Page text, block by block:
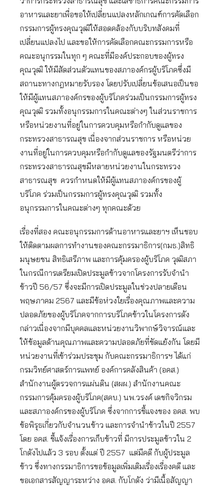
อาหารและยาเพื่อขอให้เปลี่ยนแปลงหลักเกณฑ์การคัดเลือก
กรรมการผู้ทรงคุณวุฒิให้สอดคล้องกับบริบทสังคมที่
เปลี่ยนแปลงไป และขอให้การคัดเลือกคณะกรรมการหรือ
คณะอนุกรรมในทุก ๆ คณะที่มีองค์ประกอบของผู้ทรง
คุณวุฒิ ให้มีสัดส่วนตัวแทนของสภาองค์กรผู้บริโภคซึ่งมี
สถานะทางกฎหมายรับรอง โดยปรับเปลี่ยนข้อเสนอเป็นขอ
ให้มีผู้แทนสภาองค์กรของผู้บริโภคร่วมเป็นกรรมการผู้ทรง
คุณวุฒิ รวมทั้งอนุกรรมการในคณะต่างๆ ในส่วนราชการ
หรือหน่วยงานที่อยู่ในการควบคุมหรือกำกับดูแลของ
กระทรวงสาธารณสุข เนื่องจากส่วนราชการ หรือหน่วย
งานที่อยู่ในการควบคุมหรือกำกับดูแลของรัฐมนตรีว่าการ
กระทรวงสาธารณสุขมีหลายหน่วยงานในกระทรวง
สาธารณสุข ควรกำหนดให้มีผู้แทนสภาองค์กรของผู้
บริโภค ร่วมเป็นกรรมการผู้ทรงคุณวุฒิ รวมทั้ง
อนุกรรมการในคณะต่างๆ ทุกคณะด้วย
เรื่องที่สอง คณะอนุกรรมการด้านอาหารและยาฯ เห็นชอบ
ให้ติดตามผลการทำงานของคณะกรรมาธิการ(กมธ.)สิทธิ
มนุษยชน สิทธิเสรีภาพ และการคุ้มครองผู้บริโภค วุฒิสภา
ในกรณีการเตรียมเปิดประมูลข้าวจากโครงการรับจำนำ
ข้าวปี 56/57 ซึ่งจะมีการเปิดประมูลในช่วงปลายเดือน
พฤษภาคม 2567 และมีข้อห่วงใยเรื่องคุณภาพและความ
ปลอดภัยของผู้บริโภคจากการบริโภคข้าวในโครงการดัง
กล่าวเนื่องจากมีบุคคลและหน่วยงานวิพากษ์วิจารณ์และ
ให้ข้อมูลด้านคุณภาพและความปลอดภัยที่ขัดแย้งกัน โดยมี
หน่วยงานที่เข้าร่วมประชุม กับคณะกรรมาธิการฯ ได้แก่
กรมวิทย์ศาสตร์การแพทย์ องค์การคลังสินค้า (อคส.)
สำนักงานผู้ตรวจการแผ่นดิน (สผผ.) สำนักงานคณะ
กรรมการคุ้มครองผู้บริโภค(สคบ.) นพ.วรงค์ เดชกิจวิกรม
และสภาองค์กรของผู้บริโภค ซึ่งจากการชี้แจงของ อคส. พบ
ข้อพิรุธเกี่ยวกับจำนวนข้าว และการจำนำข้าวในปี 2557
โดย อคส. ชี้แจ้งเรื่องการเก็บข้าวที่ มีการประมูลข้าวใน 2
โกดังไปแล้ว 3 รอบ ตั้งแต่ ปี 2557 แต่มีคดี กับผู้ประมูล
ข้าว ซึ่งทางกรรมาธิการขอข้อมูลเพิ่มเติมเรื่องเรื่องคดี และ
ขอเอกสารสัญญาระหว่าง อคส. กับโกดัง ว่ามีเนื้อสัญญา